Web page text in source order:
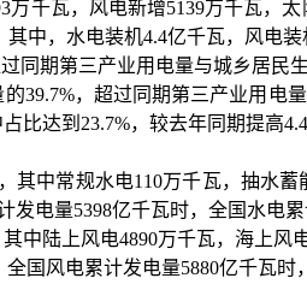
千瓦，风电新增5139万千瓦，
中，水电装机4.4亿千瓦，风电
同期第三产业用电量与城乡居
39.7%，超过同期第三产业用电
比达到23.7%，较去年同期提高
其中常规水电110万千瓦，抽水
电量5398亿千瓦时，全国水电累
陆上风电4890万千瓦，海上风
国风电累计发电量5880亿千瓦时